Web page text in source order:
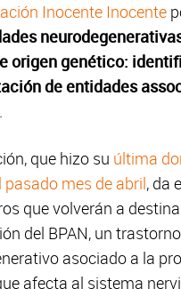
Inocente Inocente
origen genético:
de entidades
que hizo su última
pasado mes de abril, da
que volverán a
del BPAN, un trastorno
asociado a la
afecta al sistema